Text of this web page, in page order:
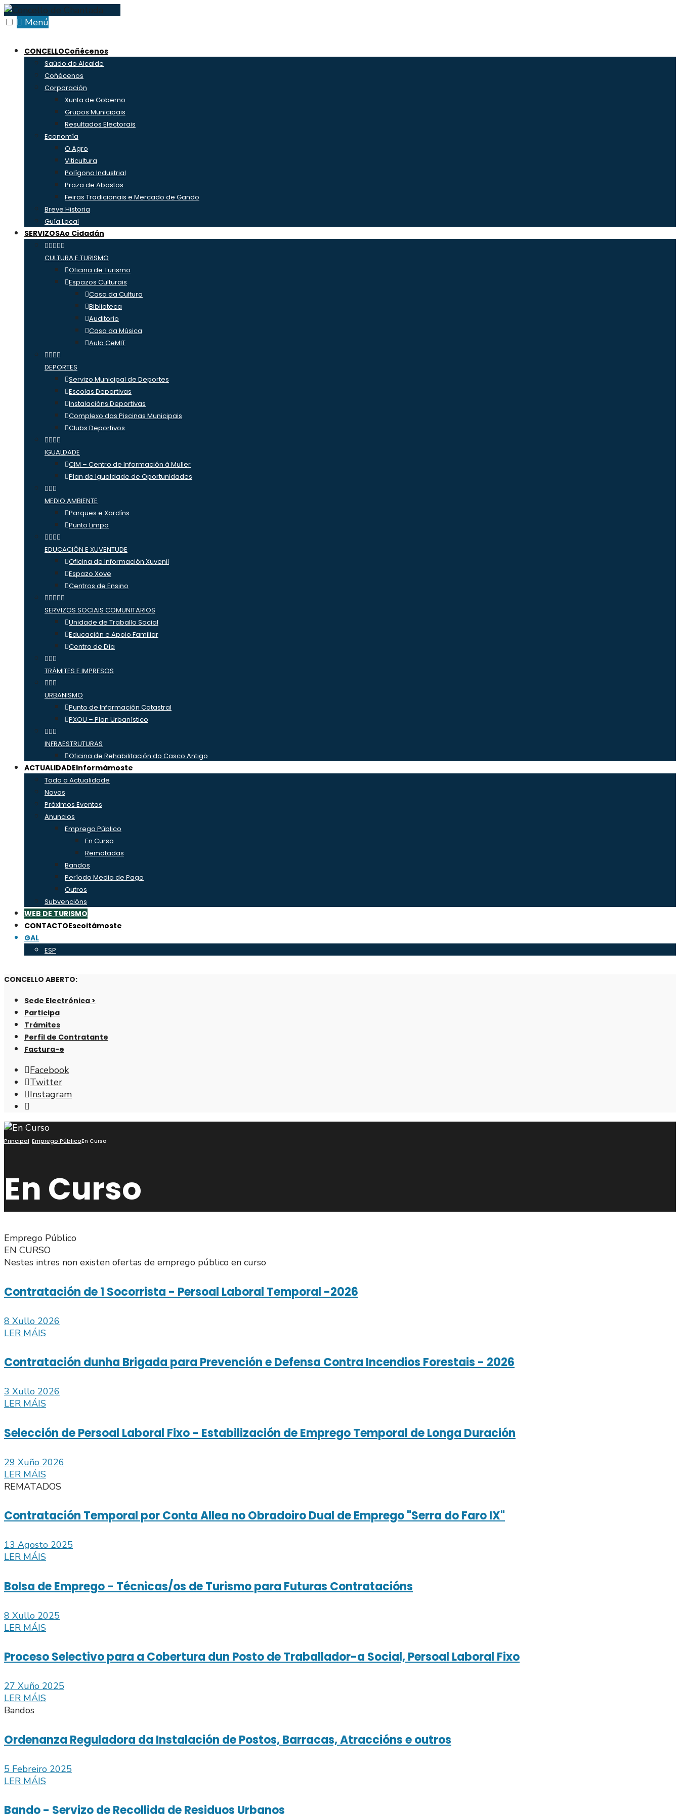
Skip
to
Menú
CONCELLOCoñécenos
Saúdo do Alcalde
Coñécenos
Corporación
Xunta de Goberno
Grupos Municipais
Resultados Electorais
Economía
O Agro
Viticultura
Polígono Industrial
Praza de Abastos
Feiras Tradicionais e Mercado de Gando
Breve Historia
Guía Local
SERVIZOSAo Cidadán
CULTURA E TURISMO
Oficina de Turismo
Espazos Culturais
Casa da Cultura
Biblioteca
Auditorio
Casa da Música
Aula CeMIT
DEPORTES
Servizo Municipal de Deportes
Escolas Deportivas
Instalacións Deportivas
Complexo das Piscinas Municipais
Clubs Deportivos
IGUALDADE
CIM – Centro de Información á Muller
Plan de Igualdade de Oportunidades
MEDIO AMBIENTE
Parques e Xardíns
Punto Limpo
EDUCACIÓN E XUVENTUDE
Oficina de Información Xuvenil
Espazo Xove
Centros de Ensino
SERVIZOS SOCIAIS COMUNITARIOS
Unidade de Traballo Social
Educación e Apoio Familiar
Centro de Día
TRÁMITES E IMPRESOS
URBANISMO
Punto de Información Catastral
PXOU – Plan Urbanístico
INFRAESTRUTURAS
Oficina de Rehabilitación do Casco Antigo
ACTUALIDADEInformámoste
Toda a Actualidade
Novas
Próximos Eventos
Anuncios
Emprego Público
En Curso
Rematadas
Bandos
Período Medio de Pago
Outros
Subvencións
WEB DE TURISMO
CONTACTOEscoitámoste
GAL
ESP
CONCELLO ABERTO:
Sede Electrónica >
Participa
Trámites
Perfil de Contratante
Factura-e
Facebook
Twitter
Instagram
de
busca
Principal Emprego PúblicoEn Curso
En Curso
Emprego Público
EN CURSO
Nestes intres non existen ofertas de emprego público en curso
Contratación de 1 Socorrista - Persoal Laboral Temporal -2026
8 Xullo 2026
LER MÁIS
Contratación dunha Brigada para Prevención e Defensa Contra Incendios Forestais - 2026
3 Xullo 2026
LER MÁIS
Selección de Persoal Laboral Fixo - Estabilización de Emprego Temporal de Longa Duración
29 Xuño 2026
LER MÁIS
REMATADOS
Contratación Temporal por Conta Allea no Obradoiro Dual de Emprego "Serra do Faro IX"
13 Agosto 2025
LER MÁIS
Bolsa de Emprego - Técnicas/os de Turismo para Futuras Contratacións
8 Xullo 2025
LER MÁIS
Proceso Selectivo para a Cobertura dun Posto de Traballador-a Social, Persoal Laboral Fixo
27 Xuño 2025
LER MÁIS
Bandos
Ordenanza Reguladora da Instalación de Postos, Barracas, Atraccións e outros
5 Febreiro 2025
LER MÁIS
Bando - Servizo de Recollida de Residuos Urbanos